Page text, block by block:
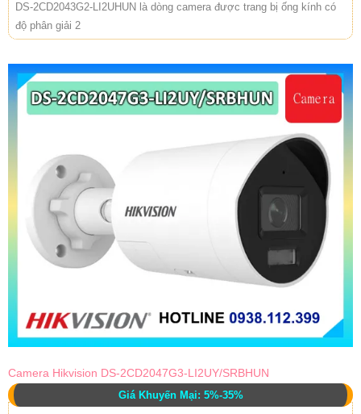
DS-2CD2043G2-LI2UHUN là dòng camera được trang bị ống kính có
độ phân giải 2
Camera Hikvision DS-2CD2047G3-LI2UY/SRBHUN
Giá Khuyến Mại: 5%-35%